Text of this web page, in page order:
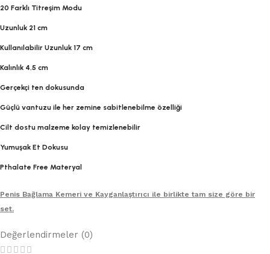
20 Farklı Titreşim Modu
Uzunluk 21 cm
Kullanılabilir Uzunluk 17 cm
Kalınlık 4,5 cm
Gerçekçi ten dokusunda
Güçlü vantuzu ile her zemine sabitlenebilme özelliği
Cilt dostu malzeme kolay temizlenebilir
Yumuşak Et Dokusu
Pthalate Free Materyal
Penis Bağlama Kemeri ve Kayganlaştırıcı ile birlikte tam size göre bir
set.
Değerlendirmeler (0)